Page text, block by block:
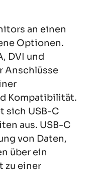
an einen
Optionen.
DVI und
Anschlüsse
Kompatibilität.
sich USB-C
aus. USB-C
von Daten,
über ein
zu einer